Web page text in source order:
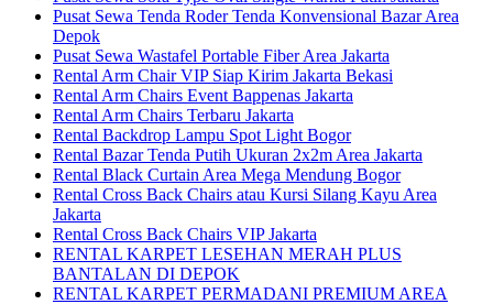
Pusat Sewa Tenda Roder Tenda Konvensional Bazar Area
Depok
Pusat Sewa Wastafel Portable Fiber Area Jakarta
Rental Arm Chair VIP Siap Kirim Jakarta Bekasi
Rental Arm Chairs Event Bappenas Jakarta
Rental Arm Chairs Terbaru Jakarta
Rental Backdrop Lampu Spot Light Bogor
Rental Bazar Tenda Putih Ukuran 2x2m Area Jakarta
Rental Black Curtain Area Mega Mendung Bogor
Rental Cross Back Chairs atau Kursi Silang Kayu Area
Jakarta
Rental Cross Back Chairs VIP Jakarta
RENTAL KARPET LESEHAN MERAH PLUS
BANTALAN DI DEPOK
RENTAL KARPET PERMADANI PREMIUM AREA